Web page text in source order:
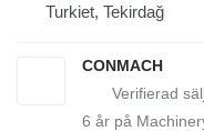
Turkiet, Tekirdağ
CONMACH
6 år på